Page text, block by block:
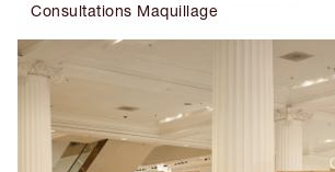
Consultations Maquillage